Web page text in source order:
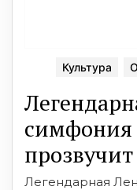
Культура
симфония
Легендарная